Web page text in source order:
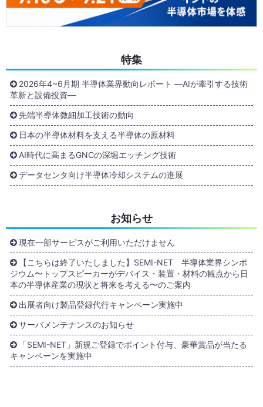
特集
2026年4~6月期 半導体業界動向レポート ―AIが牽引する技術
革新と設備投資―
先端半導体微細加工技術の動向
日本の半導体材料を支える半導体の原材料
AI時代に高まるGNCの深堀エッチング技術
データセンタ向け半導体冷却システムの進展
お知らせ
現在一部サービスがご利用いただけません
【こちらは終了いたしました】SEMI-NET 半導体業界シンポ
ジウム〜トップスピーカーがデバイス・装置・材料の観点から日
本の半導体産業の現状と将来を考える〜のご案内
出展者向け製品登録代行キャンペーン実施中
サーバメンテナンスのお知らせ
「SEMI-NET」新規ご登録でポイント付与、豪華賞品が当たる
キャンペーンを実施中